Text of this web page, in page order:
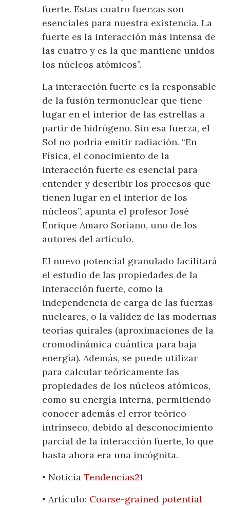
fuerte. Estas cuatro fuerzas son
esenciales para nuestra existencia. La
fuerte es la interacción más intensa de
las cuatro y es la que mantiene unidos
los núcleos atómicos”.
La interacción fuerte es la responsable
de la fusión termonuclear que tiene
lugar en el interior de las estrellas a
partir de hidrógeno. Sin esa fuerza, el
Sol no podría emitir radiación. “En
Física, el conocimiento de la
interacción fuerte es esencial para
entender y describir los procesos que
tienen lugar en el interior de los
núcleos”, apunta el profesor José
Enrique Amaro Soriano, uno de los
autores del artículo.
El nuevo potencial granulado facilitará
el estudio de las propiedades de la
interacción fuerte, como la
independencia de carga de las fuerzas
nucleares, o la validez de las modernas
teorías quirales (aproximaciones de la
cromodinámica cuántica para baja
energía). Además, se puede utilizar
para calcular teóricamente las
propiedades de los núcleos atómicos,
como su energía interna, permitiendo
conocer además el error teórico
intrínseco, debido al desconocimiento
parcial de la interacción fuerte, lo que
hasta ahora era una incógnita.
• NoticiaTendencias21
• Artículo: Coarse-grained potential